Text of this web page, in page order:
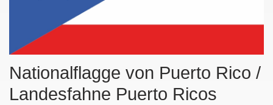
Nationalflagge von Puerto Rico /
Landesfahne Puerto Ricos